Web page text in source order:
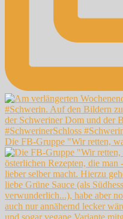
Die FB-Gruppe "Wir retten,